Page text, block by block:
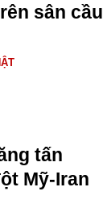
sân cầu
tấn
Mỹ-Iran